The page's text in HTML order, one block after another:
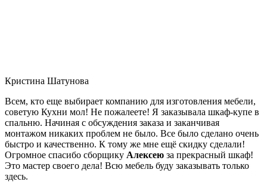
Кристина Шатунова
Всем, кто еще выбирает компанию для изготовления мебели,
советую Кухни мол! Не пожалеете! Я заказывала шкаф-купе в
спальню. Начиная с обсуждения заказа и заканчивая
монтажом никаких проблем не было. Все было сделано очень
быстро и качественно. К тому же мне ещё скидку сделали!
Огромное спасибо сборщику Алексею за прекрасный шкаф!
Это мастер своего дела! Всю мебель буду заказывать только
здесь.